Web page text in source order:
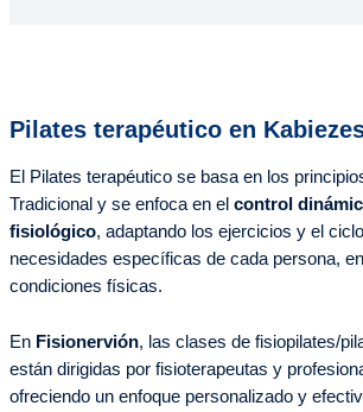
Pilates terapéutico en
El Pilates terapéutico se basa en los
Tradicional y se enfoca en el control
fisiológico, adaptando los ejercicios y el
necesidades específicas de cada persona,
condiciones físicas.
En Fisionervión, las clases de fisiopilates/
están dirigidas por fisioterapeutas y
ofreciendo un enfoque personalizado y